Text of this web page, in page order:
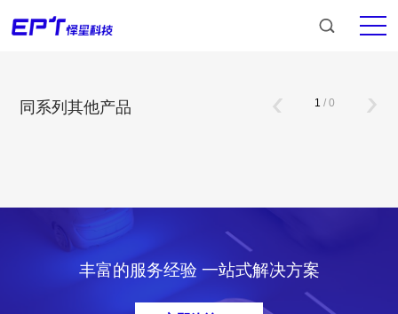
同系列其他产品 1 / 0
丰富的服务经验 一站式解决方案